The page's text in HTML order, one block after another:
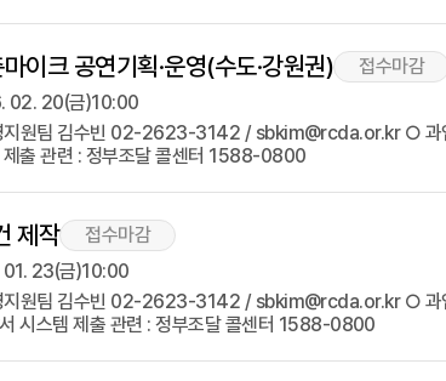
이크 공연기획·운영(수도·강원권)
접수마감
02. 20(금)10:00
지원팀 김수빈 02-2623-3142 / sbkim@rcda.or.kr ○
제출 관련 : 정부조달 콜센터 1588-0800
제작
접수마감
23(금)10:00
지원팀 김수빈 02-2623-3142 / sbkim@rcda.or.kr ○
시스템 제출 관련 : 정부조달 콜센터 1588-0800